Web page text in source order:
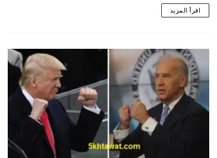
اقرأ المزيد